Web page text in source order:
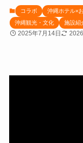
コラボ
沖縄ホテル×
沖縄観光・文化
施設紹
2025年7月14日